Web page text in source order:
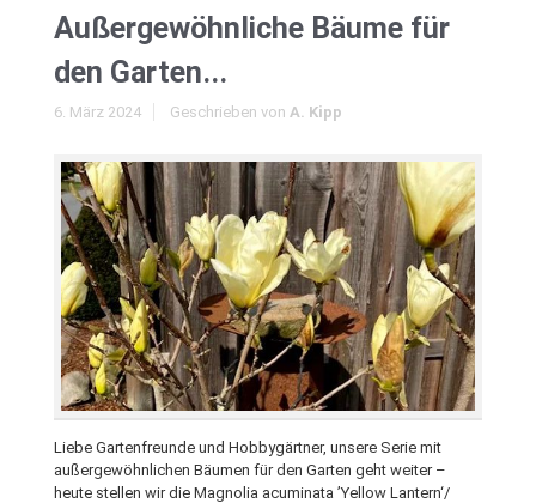
Außergewöhnliche Bäume für
den Garten...
6. März 2024 Geschrieben von A. Kipp
Liebe Gartenfreunde und Hobbygärtner, unsere Serie mit
außergewöhnlichen Bäumen für den Garten geht weiter –
heute stellen wir die Magnolia acuminata ’Yellow Lantern‘/